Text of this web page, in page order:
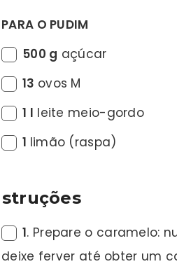
PARA O PUDIM
500 g açúcar
13 ovos M
1 l leite meio-gordo
1 limão (raspa)
1. Prepare o caramelo:
deixe ferver até obter um